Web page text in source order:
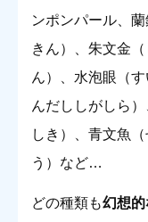
ンポンパール、
きん）、朱文金
ん）、水泡眼（
んだししがしら
しき）、青文魚（
う）など…
どの種類も幻想